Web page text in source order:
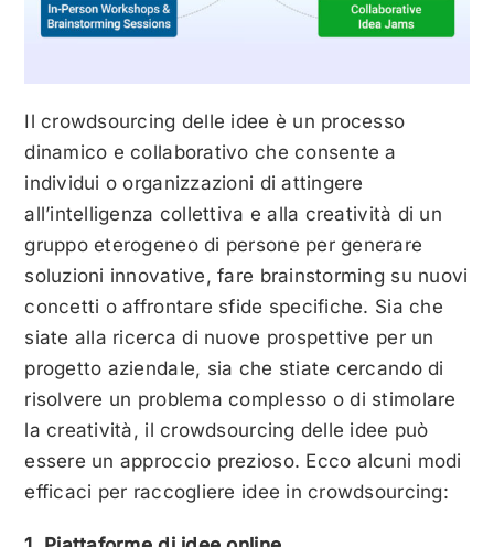
Il crowdsourcing delle idee è un processo
dinamico e collaborativo che consente a
individui o organizzazioni di attingere
all’intelligenza collettiva e alla creatività di un
gruppo eterogeneo di persone per generare
soluzioni innovative, fare brainstorming su nuovi
concetti o affrontare sfide specifiche. Sia che
siate alla ricerca di nuove prospettive per un
progetto aziendale, sia che stiate cercando di
risolvere un problema complesso o di stimolare
la creatività, il crowdsourcing delle idee può
essere un approccio prezioso. Ecco alcuni modi
efficaci per raccogliere idee in crowdsourcing: